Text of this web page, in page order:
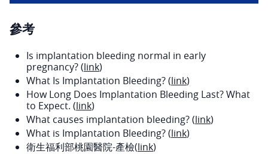
參考
Is implantation bleeding normal in early
pregnancy? (link)
What Is Implantation Bleeding? (link)
How Long Does Implantation Bleeding Last? What
to Expect. (link)
What causes implantation bleeding? (link)
What is Implantation Bleeding? (link)
衛生福利部桃園醫院-產檢(link)